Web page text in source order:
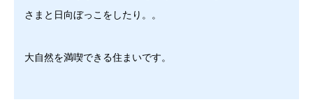
さまと日向ぼっこをしたり。。
大自然を満喫できる住まいです。